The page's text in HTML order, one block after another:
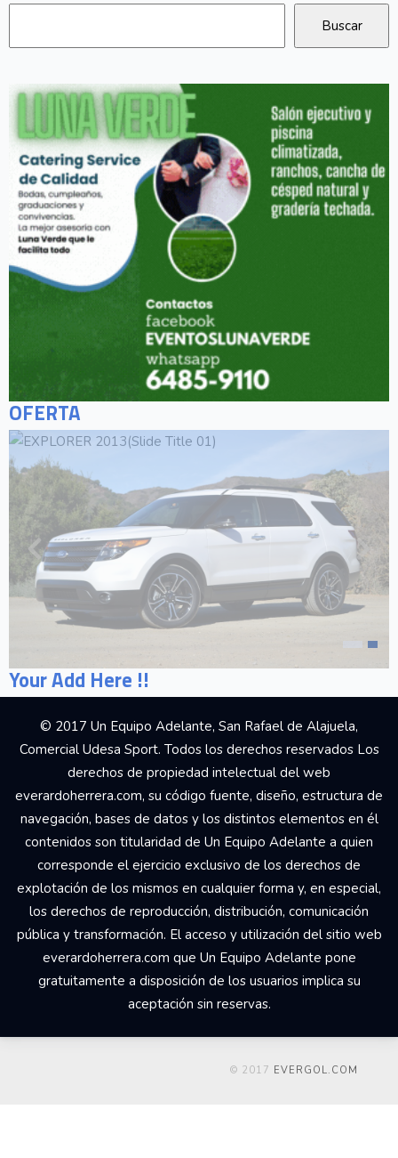
OFERTA
Your Add Here !!
© 2017 Un Equipo Adelante, San Rafael de Alajuela,
Comercial Udesa Sport. Todos los derechos reservados Los
derechos de propiedad intelectual del web
everardoherrera.com, su código fuente, diseño, estructura de
navegación, bases de datos y los distintos elementos en él
contenidos son titularidad de Un Equipo Adelante a quien
corresponde el ejercicio exclusivo de los derechos de
explotación de los mismos en cualquier forma y, en especial,
los derechos de reproducción, distribución, comunicación
pública y transformación. El acceso y utilización del sitio web
everardoherrera.com que Un Equipo Adelante pone
gratuitamente a disposición de los usuarios implica su
aceptación sin reservas.
© 2017 EVERGOL.COM